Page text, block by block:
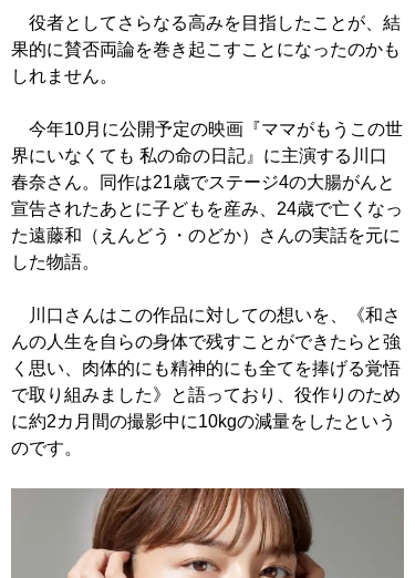
役者としてさらなる高みを目指したことが、結
果的に賛否両論を巻き起こすことになったのかも
しれません。
今年10月に公開予定の映画『ママがもうこの世
界にいなくても 私の命の日記』に主演する川口
春奈さん。同作は21歳でステージ4の大腸がんと
宣告されたあとに子どもを産み、24歳で亡くなっ
た遠藤和（えんどう・のどか）さんの実話を元に
した物語。
川口さんはこの作品に対しての想いを、《和さ
んの人生を自らの身体で残すことができたらと強
く思い、肉体的にも精神的にも全てを捧げる覚悟
で取り組みました》と語っており、役作りのため
に約2カ月間の撮影中に10kgの減量をしたという
のです。